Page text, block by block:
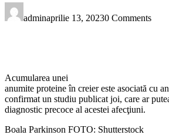
adminaprilie 13, 20230 Comments
Acumularea unei
anumite proteine în creier este asociată cu
confirmat un studiu publicat joi, care ar
diagnostic precoce al acestei afecţiuni.
Boala Parkinson FOTO: Shutterstock